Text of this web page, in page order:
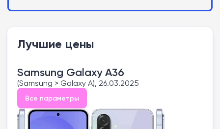
Лучшие цены
Samsung Galaxy A36
(Samsung > Galaxy A), 26.03.2025
Все параметры